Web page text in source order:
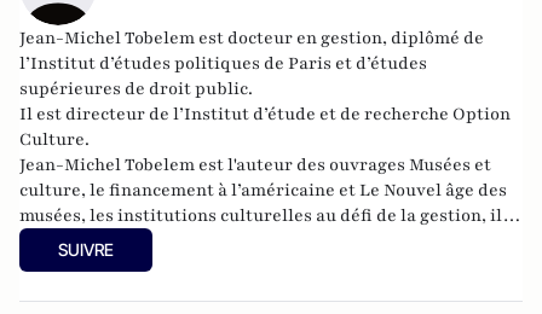
Jean-Michel Tobelem est docteur en gestion, diplômé de
l’Institut d’études politiques de Paris et d’études
supérieures de droit public.
Il est directeur de l’Institut d’étude et de recherche Option
Culture.
Jean-Michel Tobelem est l'auteur des ouvrages Musées et
culture, le financement à l’américaine etLe Nouvel âge des
musées, les institutions culturelles au défi de la gestion, il
dirige une collection consacrée à la gestion de la culture et
anime le blogwww.option-culture.com
SUIVRE